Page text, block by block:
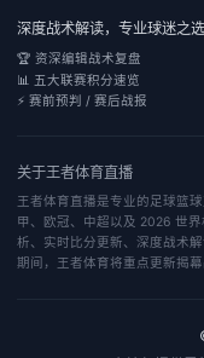
深度战术解读，专业球迷之选
🏆 资深编辑战术复盘
📊 五大联赛积分速览
⚡ 赛前预判 / 赛后战报
关于王者体育直播
王者体育直播是专业的足球篮
甲、欧冠、中超以及 2026 世
析、实时比分更新、深度战术
期间，王者体育将重点更新揭